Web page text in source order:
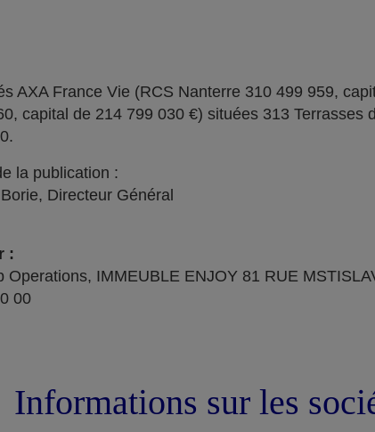
AXA France Vie (RCS Nanterre 310 499 959,
capital de 214 799 030 €) situées 313
la publication :
Directeur Général
:
Operations, IMMEUBLE ENJOY 81 RUE
00
Informations sur les